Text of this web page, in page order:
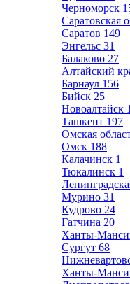
Черноморск
Саратовская
Саратов 149
Энгельс 31
Балаково 27
Алтайский
Барнаул 156
Бийск 25
Новоалтайск
Ташкент 197
Омская
Омск 188
Калачинск 1
Тюкалинск 1
Мурино 31
Кудрово 24
Гатчина 20
Ханты-
Сургут 68
Ханты-